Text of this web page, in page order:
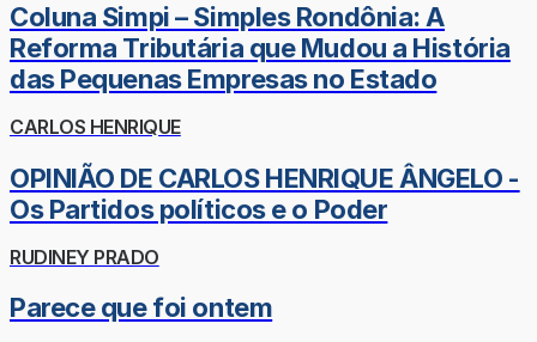
Coluna Simpi – Simples Rondônia: A
Reforma Tributária que Mudou a História
das Pequenas Empresas no Estado
CARLOS HENRIQUE
OPINIÃO DE CARLOS HENRIQUE ÂNGELO -
Os Partidos políticos e o Poder
RUDINEY PRADO
Parece que foi ontem